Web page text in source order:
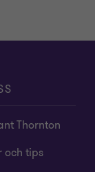
Thornton
och tips